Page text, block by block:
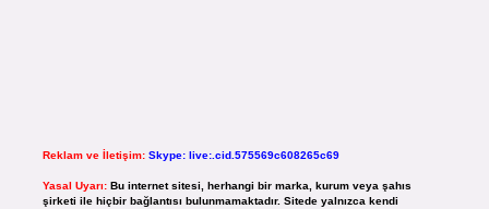
Reklam ve İletişim: Skype: live:.cid.575569c608265c69
Yasal Uyarı: Bu internet sitesi, herhangi bir marka, kurum veya şahıs
şirketi ile hiçbir bağlantısı bulunmamaktadır. Sitede yalnızca kendi